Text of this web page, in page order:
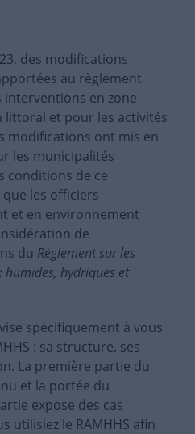
des modifications
au règlement
en zone
littoral et pour les activités
modifications ont mis en
les municipalités
conditions de ce
les officiers
et en environnement
de
du Règlement sur les
humides, hydriques et
spécifiquement à vous
: sa structure, ses
La première partie du
et la portée du
expose des cas
utilisiez le RAMHHS afin